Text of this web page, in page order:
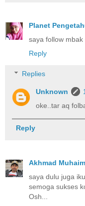
Planet
saya follow mbak
Reply
Replies
Unknown
oke..tar aq
Reply
Akhmad
saya dulu juga
semoga sukses
Osh...